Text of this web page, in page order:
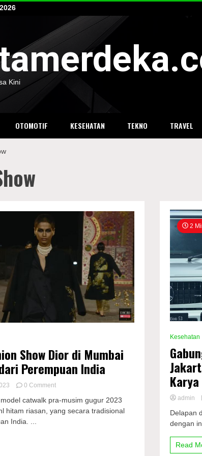
Kini
OTOMOTIF KESEHATAN TEKNO TRAVEL
Show Dior di Mumbai
Perempuan India
0 Commenton
Fashion
Show
catwalk pra-musim gugur 2023
hitam riasan, yang secara tradisional
India. ...
2
Kesehatan
admin
Delapan
dengan
Read